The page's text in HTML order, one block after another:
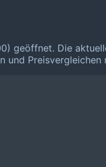
geöffnet. Die